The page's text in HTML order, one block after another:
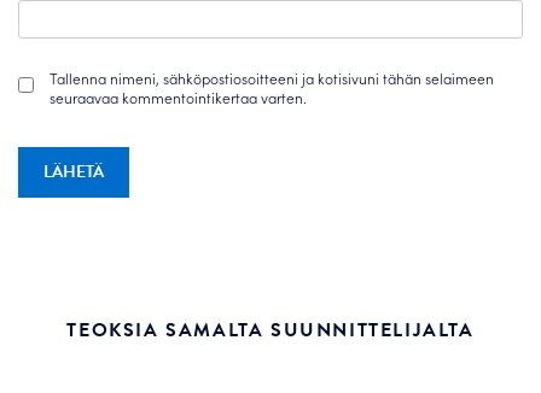
Tallenna nimeni, sähköpostiosoitteeni ja kotisivuni tähän selaimeen
seuraavaa kommentointikertaa varten.
TEOKSIA SAMALTA SUUNNITTELIJALTA